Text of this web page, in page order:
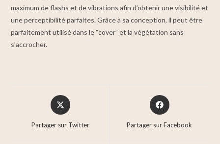
maximum de flashs et de vibrations afin d’obtenir une visibilité et
une perceptibilité parfaites. Grâce à sa conception, il peut être
parfaitement utilisé dans le “cover” et la végétation sans
s’accrocher.
Partager sur Twitter Partager sur Facebook